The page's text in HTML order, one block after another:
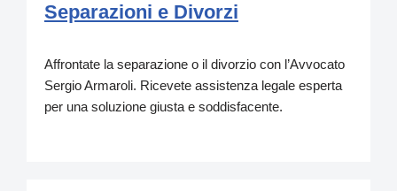
Separazioni e Divorzi
Affrontate la separazione o il divorzio con l’Avvocato
Sergio Armaroli. Ricevete assistenza legale esperta
per una soluzione giusta e soddisfacente.